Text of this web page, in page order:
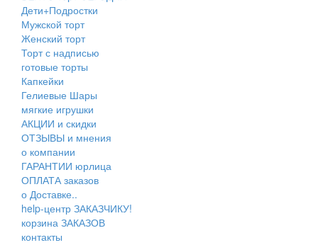
Дети+Подростки
Мужской торт
Женский торт
Торт с надписью
готовые торты
Капкейки
Гелиевые Шары
мягкие игрушки
АКЦИИ и скидки
ОТЗЫВЫ и мнения
о компании
ГАРАНТИИ юрлица
ОПЛАТА заказов
о Доставке..
help-центр ЗАКАЗЧИКУ!
корзина ЗАКАЗОВ
контакты